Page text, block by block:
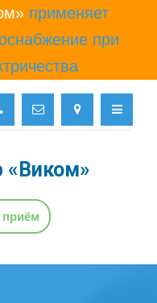
применяет
при
«Виком»
приём